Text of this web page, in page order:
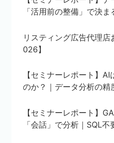
「活用前の整備」で決
リスティング広告代理
026】
【セミナーレポート】AI
のか？｜データ分析の精
【セミナーレポート】
「会話」で分析｜SQL